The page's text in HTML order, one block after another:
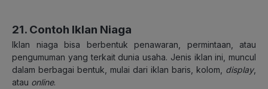
21. Contoh Iklan Niaga
Iklan niaga bisa berbentuk penawaran, permintaan, atau
pengumuman yang terkait dunia usaha. Jenis iklan ini, muncul
dalam berbagai bentuk, mulai dari iklan baris, kolom, display,
atau online.